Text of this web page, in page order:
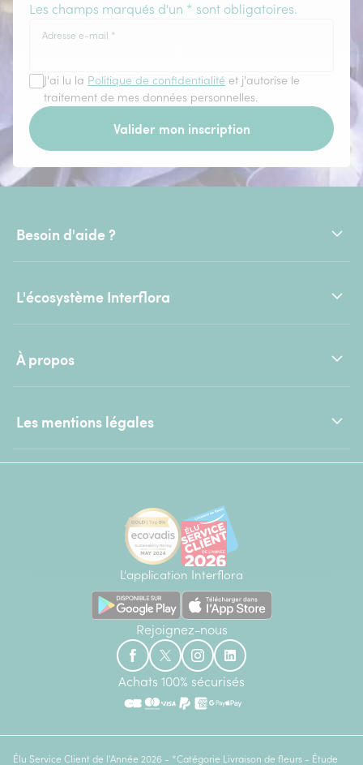
Les champs marqués d'un * sont obligatoires.
Adresse e-mail *
J'ai lu la Politique de confidentialité et j'autorise le
traitement de mes données personnelles.
Valider mon inscription
Besoin d'aide ?
L'écosystème Interflora
À propos
Les mentions légales
L'application Interflora
Rejoignez-nous
Achats 100% sécurisés
Élu Service Client de l'Année 2026 - *Catégorie Livraison de fleurs - Étude